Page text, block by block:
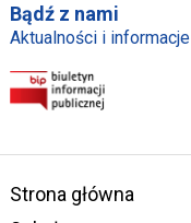
Bądź z nami
Aktualności i informacje
Strona główna